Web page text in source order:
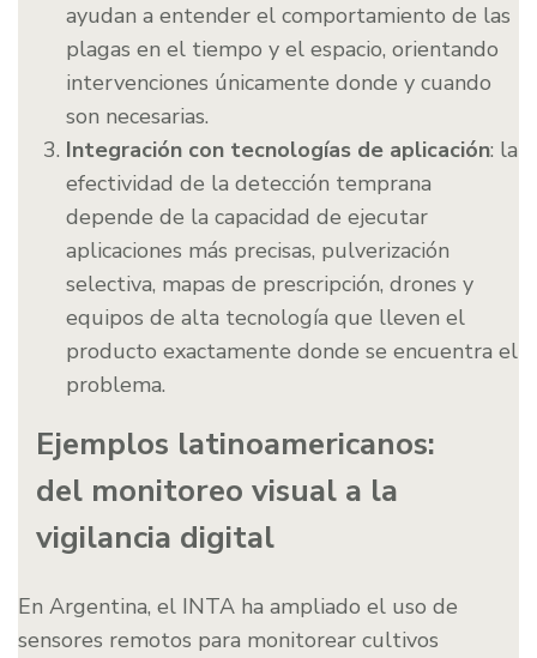
ayudan a entender el comportamiento de las
plagas en el tiempo y el espacio, orientando
intervenciones únicamente donde y cuando
son necesarias.
Integración con tecnologías de aplicación: la
efectividad de la detección temprana
depende de la capacidad de ejecutar
aplicaciones más precisas, pulverización
selectiva, mapas de prescripción, drones y
equipos de alta tecnología que lleven el
producto exactamente donde se encuentra el
problema.
Ejemplos latinoamericanos:
del monitoreo visual a la
vigilancia digital
En Argentina, el INTA ha ampliado el uso de
sensores remotos para monitorear cultivos